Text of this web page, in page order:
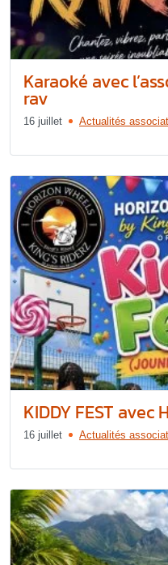
Karaoké avec
rav
16 juillet Actualités
KIDDY FEST avec
16 juillet Actualités